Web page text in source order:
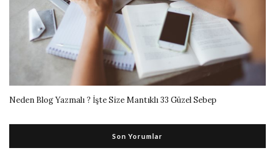
Neden Blog Yazmalı ? İşte Size Mantıklı 33 Güzel Sebep
Son Yorumlar